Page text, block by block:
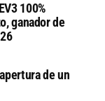
100%
ganador de
de un